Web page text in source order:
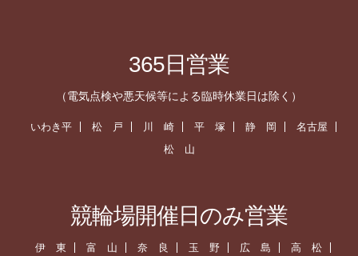
365日営業
（電気点検や悪天候等による臨時休業日は除く）
いわき平 松 戸 川 崎 平 塚 静 岡
名古屋
松 山
競輪場開催日のみ営業
伊 東 富 山 奈 良 玉 野 広 島
高 松